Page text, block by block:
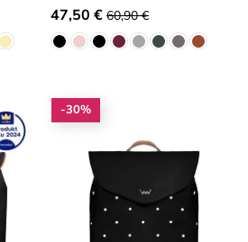
47,50 € 60,90 €
-30%